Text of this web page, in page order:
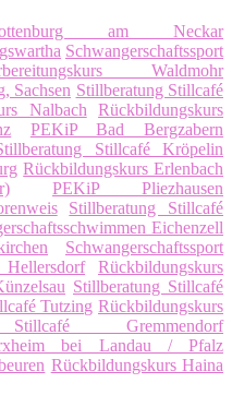
am Neckar
Schwangerschaftssport
Waldmohr
Sachsen Stillberatung Stillcafé
Nalbach
Rückbildungskurs
PEKiP Bad Bergzabern
Stillcafé Kröpelin
Rückbildungskurs Erlenbach
PEKiP Pliezhausen
Stillberatung Stillcafé
Eichenzell
Schwangerschaftssport
Hellersdorf
Rückbildungskurs
Stillberatung Stillcafé
Tutzing Rückbildungskurs
Gremmendorf
bei Landau / Pfalz
Rückbildungskurs Haina